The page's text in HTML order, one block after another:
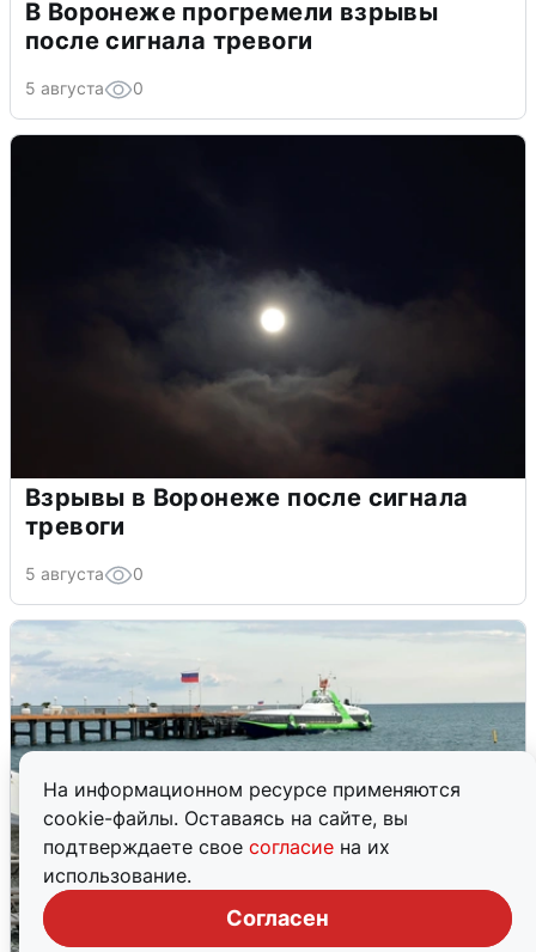
На информационном ресурсе применяются
cookie-файлы. Оставаясь на сайте, вы
подтверждаете свое согласие на их
использование.
Согласен
В Воронеже прогремели взрывы
после сигнала тревоги
5 августа 0
Взрывы в Воронеже после сигнала
тревоги
5 августа 0